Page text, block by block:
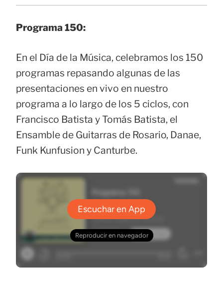
Programa 150:
En el Día de la Música, celebramos los 150
programas repasando algunas de las
presentaciones en vivo en nuestro
programa a lo largo de los 5 ciclos, con
Francisco Batista y Tomás Batista, el
Ensamble de Guitarras de Rosario, Danae,
Funk Kunfusion y Canturbe.